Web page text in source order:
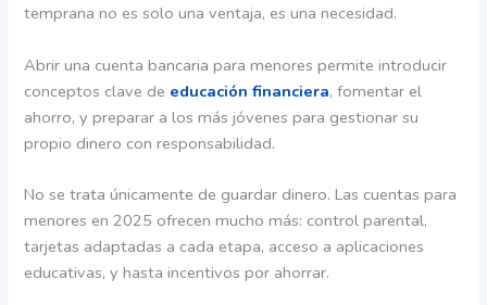
temprana no es solo una ventaja, es una necesidad.
Abrir una cuenta bancaria para menores permite introducir
conceptos clave de educación financiera, fomentar el
ahorro, y preparar a los más jóvenes para gestionar su
propio dinero con responsabilidad.
No se trata únicamente de guardar dinero. Las cuentas para
menores en 2025 ofrecen mucho más: control parental,
tarjetas adaptadas a cada etapa, acceso a aplicaciones
educativas, y hasta incentivos por ahorrar.